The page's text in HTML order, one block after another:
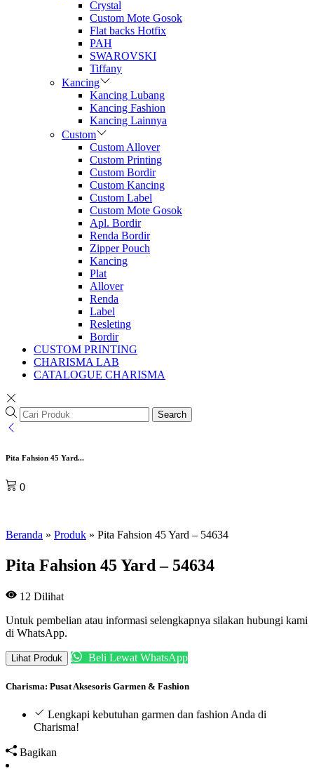
Crystal
Custom Mote Gosok
Flat backs Hotfix
PAH
SWAROVSKI
Tiffany
Kancing
Kancing Lubang
Kancing Fashion
Kancing Lainnya
Custom
Custom Allover
Custom Printing
Custom Bordir
Custom Kancing
Custom Label
Custom Mote Gosok
Apl. Bordir
Renda Bordir
Zipper Pouch
Kancing
Plat
Allover
Renda
Label
Resleting
Bordir
CUSTOM PRINTING
CHARISMA LAB
CATALOGUE CHARISMA
Search
Pita Fahsion 45 Yard...
0
Beranda » Produk » Pita Fahsion 45 Yard – 54634
Pita Fahsion 45 Yard – 54634
12 Dilihat
Untuk pembelian atau informasi selengkapnya silakan hubungi kami
di WhatsApp.
Lihat Produk Beli Lewat WhatsApp
Charisma: Pusat Aksesoris Garmen & Fashion
Lengkapi kebutuhan garmen dan fashion Anda di
Charisma!
Bagikan